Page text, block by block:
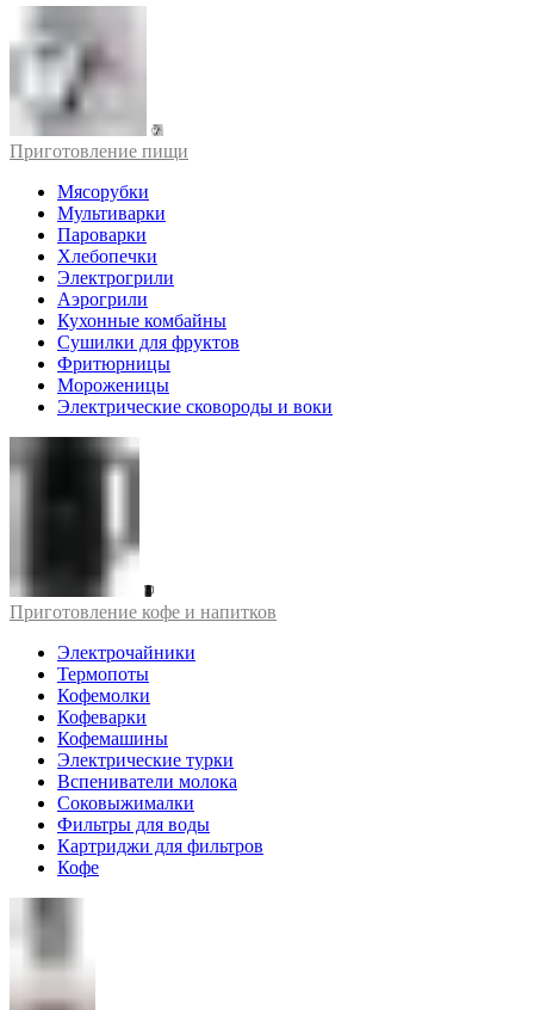
Приготовление пищи
Мясорубки
Мультиварки
Пароварки
Хлебопечки
Электрогрили
Аэрогрили
Кухонные комбайны
Сушилки для фруктов
Фритюрницы
Мороженицы
Электрические сковороды и воки
Приготовление кофе и напитков
Электрочайники
Термопоты
Кофемолки
Кофеварки
Кофемашины
Электрические турки
Вспениватели молока
Соковыжималки
Фильтры для воды
Картриджи для фильтров
Кофе